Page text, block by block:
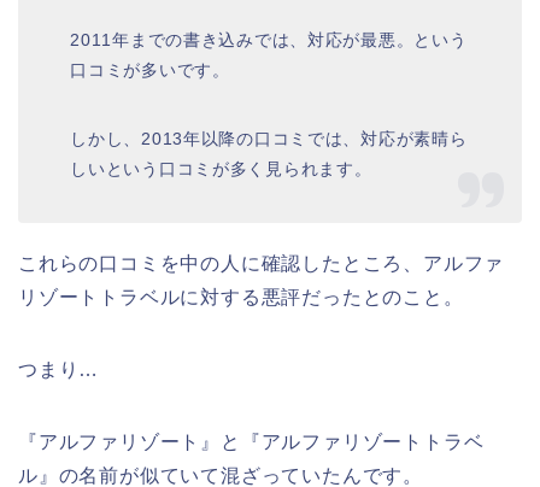
2011年までの書き込みでは、対応が最悪。という
口コミが多いです。
しかし、2013年以降の口コミでは、対応が素晴ら
しいという口コミが多く見られます。
これらの口コミを中の人に確認したところ、アルファ
リゾートトラベルに対する悪評だったとのこと。
つまり…
『アルファリゾート』と『アルファリゾートトラベ
ル』の名前が似ていて混ざっていたんです。